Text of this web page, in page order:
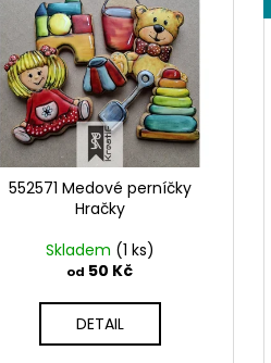
552571 Medové perníčky
Hračky
Skladem (1 ks)
od 50 Kč
DETAIL